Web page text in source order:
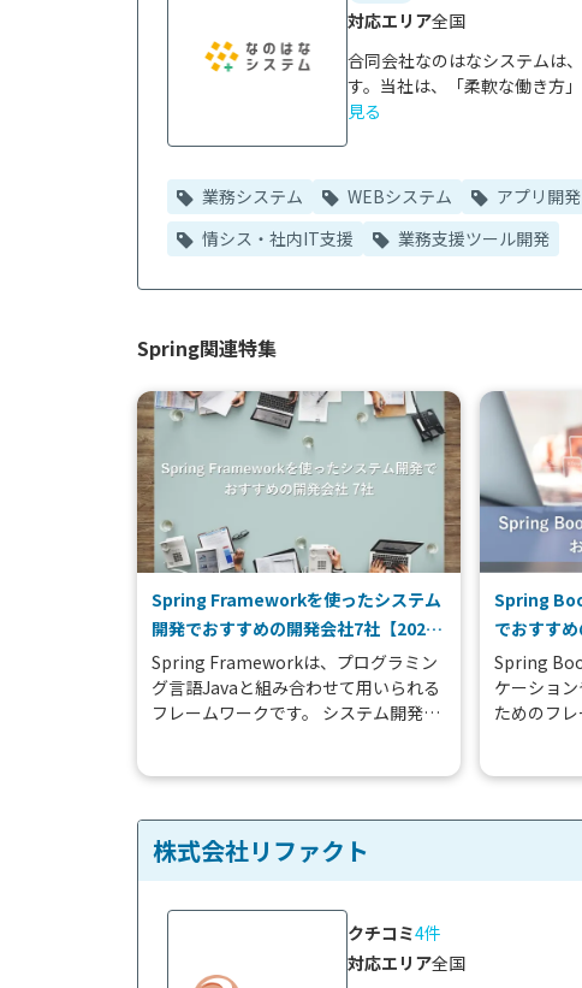
合同会社なのはなシステムは
す。当社は、「柔軟な働き方
見る
対応エリア全国
業務システム WEBシステム アプリ開発
情シス・社内IT支援
業務支援ツール開発
Spring関連特集
Spring Frameworkを使ったシステム
開発でおすすめの開発会社7社【2026
年版】
Spring Frameworkは、プログラミン
グ言語Javaと組み合わせて用いられる
フレームワークです。 システム開発時
Spring
でおすす
版】
Spring
ケーショ
ためのフ
株式会社リファクト
クチコミ4件
対応エリア全国